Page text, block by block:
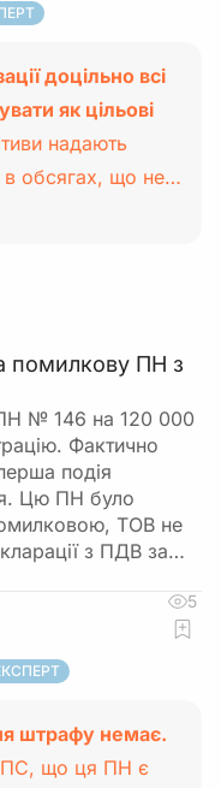
доцільно всі
як цільові
надають
в обсягах, що не…
помилкову ПН з
№ 146 на 120 000
Фактично
подія
Цю ПН було
ТОВ не
з ПДВ за…
5
штрафу немає.
що ця ПН є